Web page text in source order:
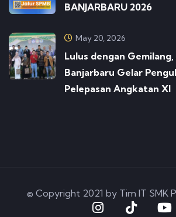
BANJARBARU 2026
May 20, 2026
Lulus dengan Gemilang,
Banjarbaru Gelar
Pelepasan Angkatan XI
© Copyright 2021 by Tim IT SMK